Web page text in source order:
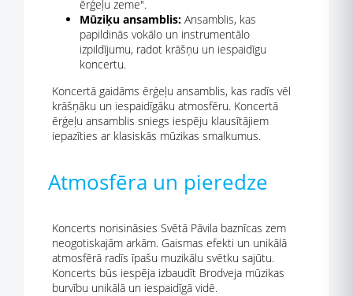
ērģeļu zeme".
Mūziķu ansamblis: Ansamblis, kas
papildinās vokālo un instrumentālo
izpildījumu, radot krāšņu un iespaidīgu
koncertu.
Koncertā gaidāms ērģeļu ansamblis, kas radīs vēl
krāšņāku un iespaidīgāku atmosfēru. Koncertā
ērģeļu ansamblis sniegs iespēju klausītājiem
iepazīties ar klasiskās mūzikas smalkumus.
Atmosfēra un pieredze
Koncerts norisināsies Svētā Pāvila baznīcas zem
neogotiskajām arkām. Gaismas efekti un unikālā
atmosfērā radīs īpašu muzikālu svētku sajūtu.
Koncerts būs iespēja izbaudīt Brodveja mūzikas
burvību unikālā un iespaidīgā vidē.